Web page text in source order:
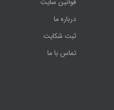
درباره ما
ثبت شکایت
تماس با ما